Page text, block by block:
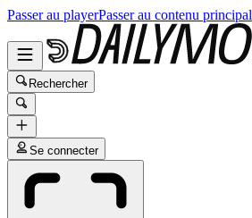
Passer au playerPasser au contenu principal
Rechercher
Se connecter